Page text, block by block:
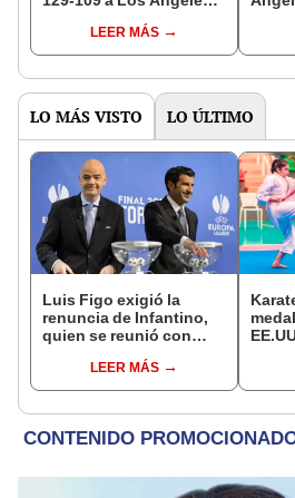
2023/24LEER MÁS
LO MÁS VISTO LO ÚLTIMO
Luis Figo exigió la
renuncia de Infantino,
quien se reunió con
en Marruecos
LEER MÁS